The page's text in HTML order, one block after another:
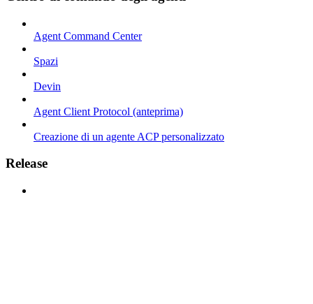
Agent Command Center
Spazi
Devin
Agent Client Protocol (anteprima)
Creazione di un agente ACP personalizzato
Release